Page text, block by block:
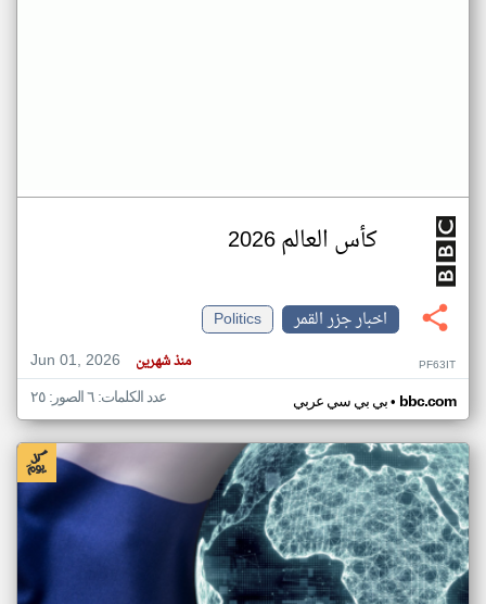
كأس العالم 2026
اخبار جزر القمر
Politics
Jun 01, 2026
منذ شهرين PF63IT
بي بي سي عربي• bbc.com عدد الكلمات: ٦ الصور: ٢٥